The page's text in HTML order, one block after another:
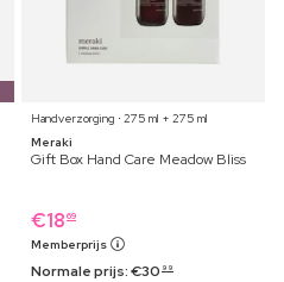
Handverzorging ⋅ 275 ml + 275 ml
Meraki
Gift Box Hand Care Meadow Bliss
€18 69
Memberprijs
Normale prijs:€30 99